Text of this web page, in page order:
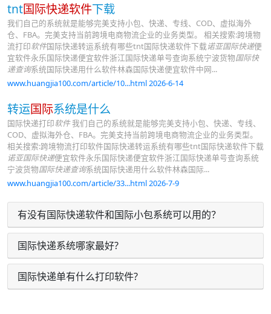
tnt国际快递软件下载
我们自己的系统就是能够完美支持小包、快递、专线、COD、虚拟海外
仓、FBA。完美支持当前跨境电商物流企业的业务类型。 相关搜索:跨境物
流打印软件国际快递转运系统有哪些tnt国际快递软件下载诺亚国际快递便
宜软件永乐国际快递便宜软件浙江国际快递单号查询系统宁波货物国际快
递查询系统国际快递用什么软件林森国际快递便宜软件中网...
www.huangjia100.com/article/10...html 2026-6-14
转运国际系统是什么
国际快递打印软件我们自己的系统就是能够完美支持小包、快递、专线、
COD、虚拟海外仓、FBA。完美支持当前跨境电商物流企业的业务类型。
相关搜索:跨境物流打印软件国际快递转运系统有哪些tnt国际快递软件下载
诺亚国际快递便宜软件永乐国际快递便宜软件浙江国际快递单号查询系统
宁波货物国际快递查询系统国际快递用什么软件林森国际...
www.huangjia100.com/article/33...html 2026-7-9
有没有国际快递软件和国际小包系统可以用的？
国际快递系统哪家最好?
国际快递单有什么打印软件?